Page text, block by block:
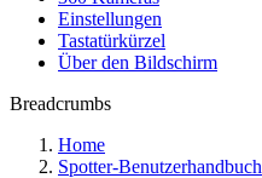
Einstellungen
Tastatürkürzel
Über den Bildschirm
Breadcrumbs
Home
Spotter-Benutzerhandbuch